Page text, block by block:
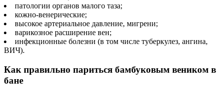
патологии органов малого таза;
кожно-венерические;
высокое артериальное давление, мигрени;
варикозное расширение вен;
инфекционные болезни (в том числе туберкулез, ангина,
ВИЧ).
Как правильно париться бамбуковым веником в
бане